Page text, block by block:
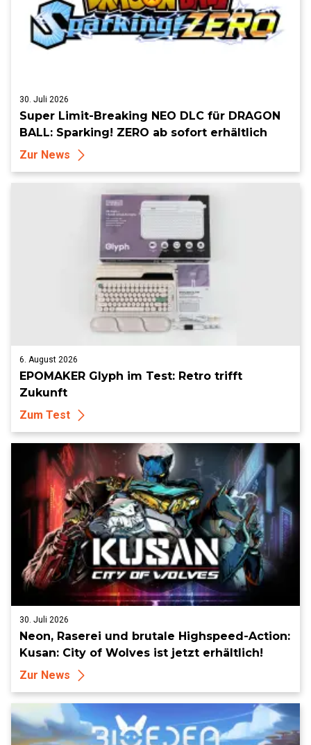
30. Juli 2026
Super Limit-Breaking NEO DLC für DRAGON
BALL: Sparking! ZERO ab sofort erhältlich
Zur News
6. August 2026
EPOMAKER Glyph im Test: Retro trifft
Zukunft
Zum Test
30. Juli 2026
Neon, Raserei und brutale Highspeed-Action:
Kusan: City of Wolves ist jetzt erhältlich!
Zur News